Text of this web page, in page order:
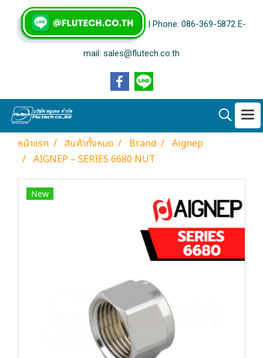
| Phone: 086-369-5872 E-
mail: sales@flutech.co.th
หน้าแรก สินค้าทั้งหมด Brand
Aignep
AIGNEP – SERIES 6680 NUT
New